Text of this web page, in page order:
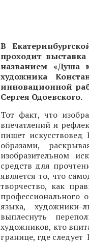
В
проходит
названием «Душа
художника
инновационной
Сергея Одоевского.
Тот факт, что
впечатлений и
пишет
образами,
изобразительном
средств для
является то, что
творчество, как
профессионального
языка, художники-
выплеснуть
художников, кто
границе, где следует